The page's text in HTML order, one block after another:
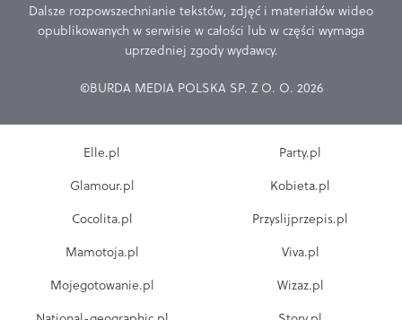
Dalsze rozpowszechnianie tekstów, zdjęć i materiałów wideo
opublikowanych w serwisie w całości lub w części wymaga
uprzedniej zgody wydawcy.
©BURDA MEDIA POLSKA SP. Z O. O. 2026
Elle.pl
Glamour.pl
Cocolita.pl
Mamotoja.pl
Mojegotowanie.pl
Party.pl
Kobieta.pl
Przyslijprzepis.pl
Viva.pl
Wizaz.pl